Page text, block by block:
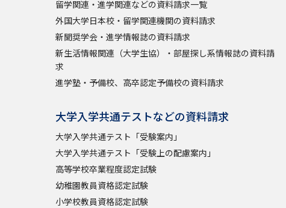
留学関連・進学関連などの資料請求一覧
外国大学日本校・留学関連機関の資料請求
新聞奨学会・進学情報誌の資料請求
新生活情報関連（大学生協）・部屋探し系情報誌の資料請
求
進学塾・予備校、高卒認定予備校の資料請求
大学入学共通テストなどの資料請求
大学入学共通テスト「受験案内」
大学入学共通テスト「受験上の配慮案内」
高等学校卒業程度認定試験
幼稚園教員資格認定試験
小学校教員資格認定試験